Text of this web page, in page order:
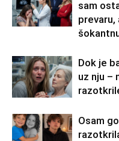
sam
Dok je
uz nju –
Osam